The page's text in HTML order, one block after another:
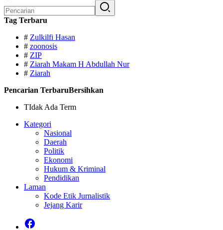
untuk:
Tag Terbaru
# Zulkilfi Hasan
# zoonosis
# ZIP
# Ziarah Makam H Abdullah Nur
# Ziarah
Pencarian TerbaruBersihkan
TIdak Ada Term
Kategori
Nasional
Daerah
Politik
Ekonomi
Hukum & Kriminal
Pendidikan
Laman
Kode Etik Jurnalistik
Jejang Karir